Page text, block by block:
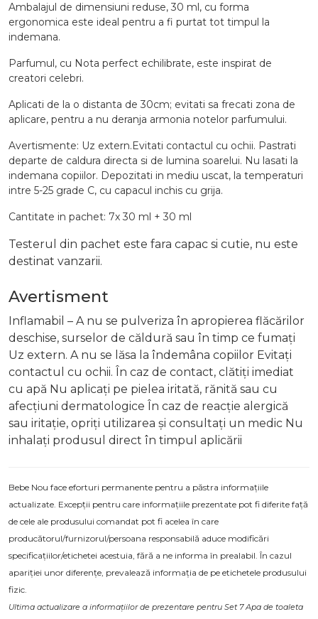
Ambalajul de dimensiuni reduse, 30 ml, cu forma
ergonomica este ideal pentru a fi purtat tot timpul la
indemana.
Parfumul, cu Nota perfect echilibrate, este inspirat de
creatori celebri.
Aplicati de la o distanta de 30cm; evitati sa frecati zona de
aplicare, pentru a nu deranja armonia notelor parfumului.
Avertismente: Uz extern.Evitati contactul cu ochii. Pastrati
departe de caldura directa si de lumina soarelui. Nu lasati la
indemana copiilor. Depozitati in mediu uscat, la temperaturi
intre 5-25 grade C, cu capacul inchis cu grija.
Cantitate in pachet: 7x 30 ml + 30 ml
Testerul din pachet este fara capac si cutie, nu este
destinat vanzarii.
Avertisment
Inflamabil – A nu se pulveriza în apropierea flăcărilor
deschise, surselor de căldură sau în timp ce fumați
Uz extern. A nu se lăsa la îndemâna copiilor Evitați
contactul cu ochii. În caz de contact, clătiți imediat
cu apă Nu aplicați pe pielea iritată, rănită sau cu
afecțiuni dermatologice În caz de reacție alergică
sau iritație, opriți utilizarea și consultați un medic Nu
inhalați produsul direct în timpul aplicării
Bebe Nou face eforturi permanente pentru a păstra informațiile
actualizate. Excepții pentru care informațiile prezentate pot fi diferite față
de cele ale produsului comandat pot fi acelea în care
producătorul/furnizorul/persoana responsabilă aduce modificări
specificațiilor/etichetei acestuia, fără a ne informa în prealabil. În cazul
apariției unor diferențe, prevalează informația de pe etichetele produsului
fizic.
Ultima actualizare a informațiilor de prezentare pentru Set 7 Apa de toaleta